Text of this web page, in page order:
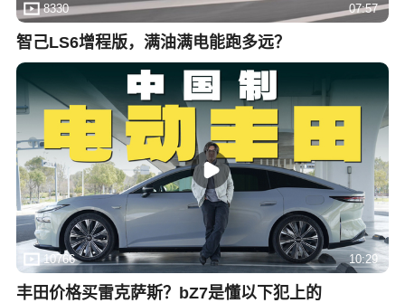
8330 07:57
智己LS6增程版，满油满电能跑多远？
10766 10:29
丰田价格买雷克萨斯？bZ7是懂以下犯上的